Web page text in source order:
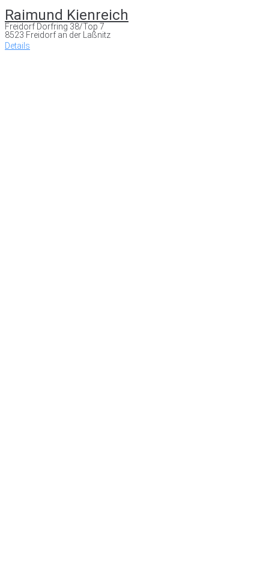
Raimund Kienreich
Freidorf Dorfring 38/Top 7
8523 Freidorf an der Laßnitz
Details